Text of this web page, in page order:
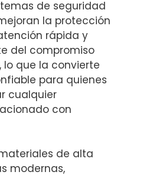
de seguridad
la protección
rápida y
del compromiso
lo que la convierte
para quienes
cualquier
con
de alta
modernas,